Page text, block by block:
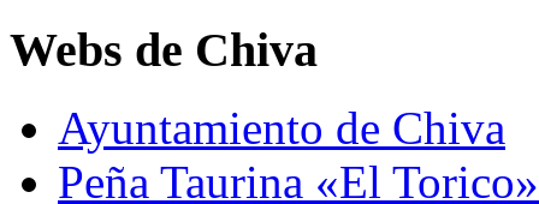
Webs de Chiva
Ayuntamiento de Chiva
Peña Taurina «El Torico»